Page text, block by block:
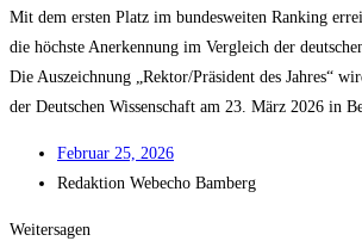
Mit dem ers­ten Platz im bun­des­wei­ten Ran­king
die höchs­te Aner­ken­nung im Ver­gleich der
Die Aus­zeich­nung „Rektor/​Präsident des Jah­res“
der Deut­schen Wis­sen­schaft am 23. März 2026 in
Febru­ar 25, 2026
Redak­ti­on Web­echo Bamberg
Weitersagen